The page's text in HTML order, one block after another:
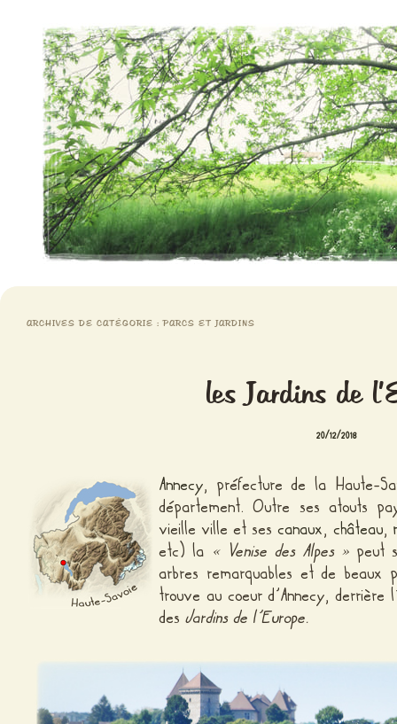
Meristemes
ARCHIVES DE CATÉGORIE :PARCS ET JARDINS
les Jardins de
20/12/2018
Annecy, préfecture de la Haute-
département. Outre ses atouts
vieille ville et sescanaux,château,
etc) la « Venise des Alpes » peut
arbres remarquables et de beaux
trouve au coeur d’Annecy,
des Jardins de l’Europe.